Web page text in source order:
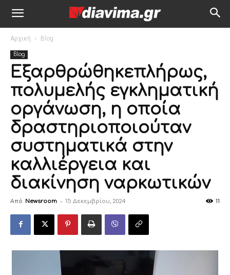
Αρχική Blog
Blog
Εξαρθρώθηκεπλήρως,
πολυμελής εγκληματική
οργάνωση, η οποία
δραστηριοποιούταν
συστηματικά στην
καλλιέργεια και
διακίνηση ναρκωτικών
Από Newsroom - 15 Δεκεμβρίου, 2024 11